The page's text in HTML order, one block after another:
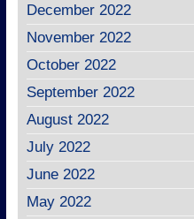
December 2022
November 2022
October 2022
September 2022
August 2022
July 2022
June 2022
May 2022